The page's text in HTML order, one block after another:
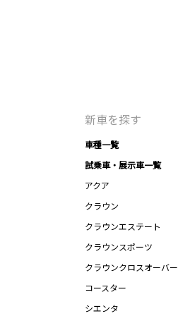
新車を探す
車種一覧
試乗車・展示車一覧
アクア
クラウン
クラウンエステート
クラウンスポーツ
クラウンクロスオーバー
コースター
シエンタ